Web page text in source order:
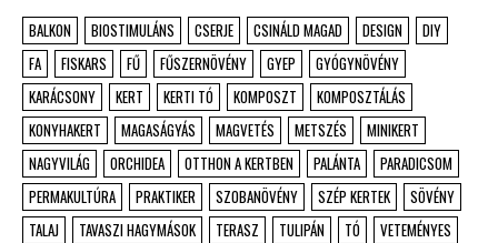
BALKON BIOSTIMULÁNS CSERJE CSINÁLD MAGAD DESIGN
DIY
FA
FISKARS FŰ FŰSZERNÖVÉNY GYEP
GYÓGYNÖVÉNY
KARÁCSONY
KERT KERTI TÓ KOMPOSZT
KOMPOSZTÁLÁS
KONYHAKERT
MAGASÁGYÁS MAGVETÉS METSZÉS
MINIKERT
NAGYVILÁG
ORCHIDEA OTTHON A KERTBEN PALÁNTA
PARADICSOM
PERMAKULTÚRA
PRAKTIKER SZOBANÖVÉNY SZÉP KERTEK
SÖVÉNY
TALAJ
TAVASZI HAGYMÁSOK TERASZ TULIPÁN TÓ
VETEMÉNYES